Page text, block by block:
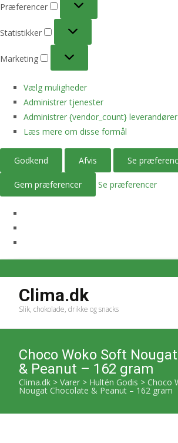
Præferencer
Statistikker
Marketing
Vælg muligheder
Administrer tjenester
Administrer {vendor_count} leverandører
Læs mere om disse formål
Godkend Afvis Se
Gem præferencer Se præferencer
Clima.dk
Slik, chokolade, drikke og snacks
Choco Woko Soft
& Peanut – 162 gram
Clima.dk > Varer > Hultén Godis > Choco
Nougat Chocolate & Peanut – 162 gram